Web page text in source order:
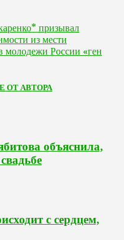
призывал
из мести
молодежи России «ген
ОТ АВТОРА
объяснила,
с сердцем,